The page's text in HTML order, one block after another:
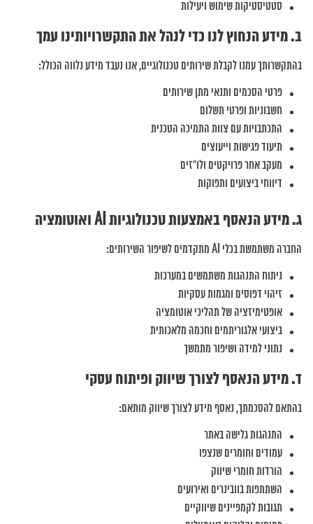
סטטיסטיקות שימוש ויעילות
ב. מידע הנחוץ לנו כדי לנהל את התקשרויותינו עמך
בהתקשרותך עמנו לקבלת שירותים טכנולוגיים, אנו נעבד מידע נלווה הכולל:
פרטי הסכמים ותנאי מתן שירותים
חשבוניות ופרטי תשלום
התכתבויות עם צוות התמיכה הטכנית
תיעוד פגישות וייעוצים
מעקב אחר פרויקטים ולו”זים
דיווחי ביצועים ותפוקות
ג. מידע הנאסף באמצעות טכנולוגיות AI ואוטומציה
החברה משתמשת בכלי AI מתקדמים לשיפור השירותים:
ניתוח התנהגות משתמשים במערכות
זיהוי דפוסים ומגמות עסקיות
אופטימיזציה של תהליכי אוטומציה
ביצועי אלגוריתמים וחכמה מלאכותית
נתוני למידה ושיפור מתמשך
ד. מידע הנאסף לצורך שיווק ופיתוח עסקי
בהתאם להסכמתך, נאסף מידע לצורך שיווק מותאם:
התנהגות גלישה באתר
עמודים וחומרים שנצפו
הורדות חומרי שיווק
השתתפות בוובינרים ואירועים
תגובות לקמפיינים שיווקיים